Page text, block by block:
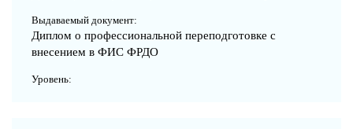
Выдаваемый документ:
Диплом о профессиональной переподготовке с
внесением в ФИС ФРДО
Уровень: